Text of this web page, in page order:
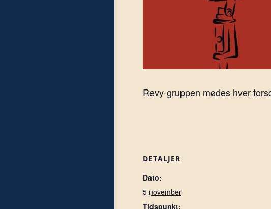
Revy-gruppen mødes hver
DETALJER
Dato:
5 november
Tidspunkt: